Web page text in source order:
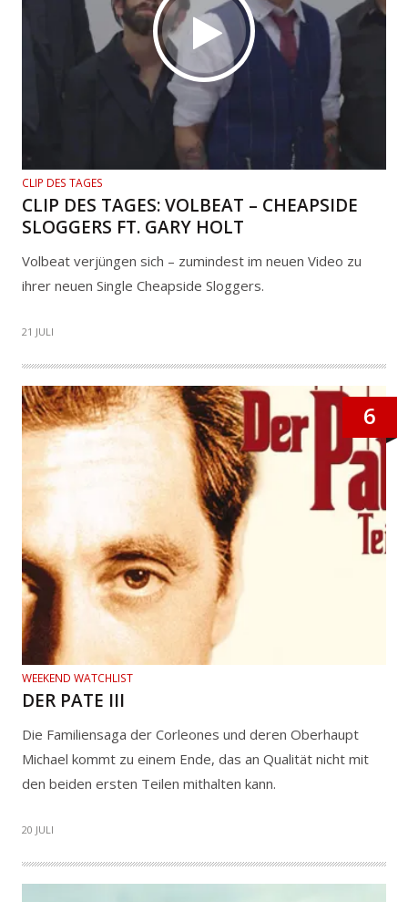
CLIP DES TAGES
CLIP DES TAGES: VOLBEAT – CHEAPSIDE
SLOGGERS FT. GARY HOLT
Volbeat verjüngen sich – zumindest im neuen Video zu
ihrer neuen Single Cheapside Sloggers.
21 JULI
6
WEEKEND WATCHLIST
DER PATE III
Die Familiensaga der Corleones und deren Oberhaupt
Michael kommt zu einem Ende, das an Qualität nicht mit
den beiden ersten Teilen mithalten kann.
20 JULI